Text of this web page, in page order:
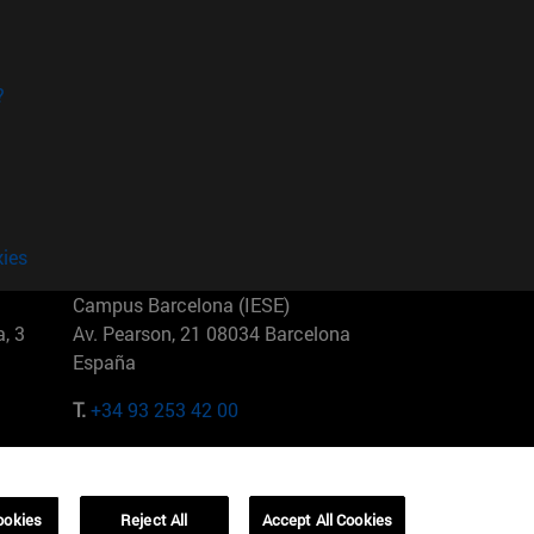
3
Campus Barcelona (IESE)
Av. Pearson, 21 08034 Barcelona
España
T.+34 93 253 42 00
01321001 Bela Vista Brasil
Reject All Accept All Cookies